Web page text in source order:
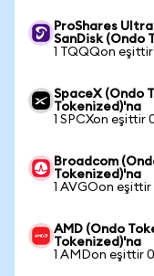
ProShares
SanDisk (Ondo
1 TQQQon
SpaceX (Ondo
Tokenized)'na
1 SPCXon eşittir
Broadcom
Tokenized)'na
1 AVGOon
AMD (Ondo
Tokenized)'na
1 AMDon eşittir